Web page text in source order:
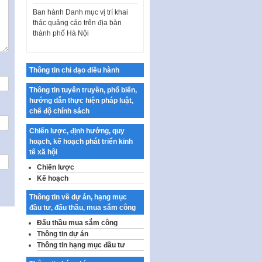
Ban hành Danh mục vị trí khai
thác quảng cáo trên địa bàn
thành phố Hà Nội
tưởng của Đảng…
phí xây dựng pháp luật, hoàn
thiện thể chế, chính…
Quy định về nghiên cứu, ứng
dụng khoa học, công nghệ, đổi
mới sáng tạo và chuyển…
Quy định chi tiết và hướng dẫn
thi hành một số điều của Luật Lý
lịch tư…
Sửa đổi, bổ sung một số nội
dung tại Nghị quyết số 30/NQ-
CP ngày 24 tháng 02…
Ban hành Chương trình hành
động của Chính phủ thực hiện
Nghị quyết số 02-NQ/TW ngày
Thông tin chỉ đạo điều hành
Thông tin tuyên truyền, phổ biến,
hướng dẫn thực hiện pháp luật,
chế độ chính sách
Chiến lược, định hướng, quy
hoạch, kế hoạch phát triển kinh
tế xã hội
Chiến lược
Kế hoạch
Thông tin về dự án, hạng mục
đầu tư, đấu thầu, mua sắm công
Đấu thầu mua sắm công
Thông tin dự án
Thông tin hạng mục đầu tư